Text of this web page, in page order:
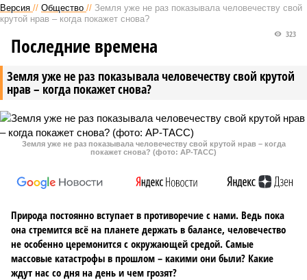
Версия // Общество // Земля уже не раз показывала человечеству свой
крутой нрав – когда покажет снова?
Земля уже не раз показывала человечеству свой крутой
нрав – когда покажет снова?
323
Последние времена
Земля уже не раз показывала человечеству свой крутой нрав – когда
покажет снова? (фото: АР-ТАСС)
Природа постоянно вступает в противоречие с нами. Ведь пока
она стремится всё на планете держать в балансе, человечество
не особенно церемонится с окружающей средой. Самые
массовые катастрофы в прошлом – какими они были? Какие
ждут нас со дня на день и чем грозят?